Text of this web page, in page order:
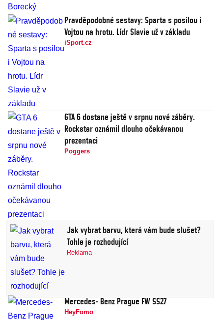
Pravděpodobné sestavy: Sparta s posilou i
Vojtou na hrotu. Lídr Slavie už v základu
iSport.cz
GTA 6 dostane ještě v srpnu nové záběry.
Rockstar oznámil dlouho očekávanou
prezentaci
Poggers
Jak vybrat barvu, která vám bude slušet?
Tohle je rozhodující
Reklama
Mercedes- Benz Prague FW SS27
HeyFomo